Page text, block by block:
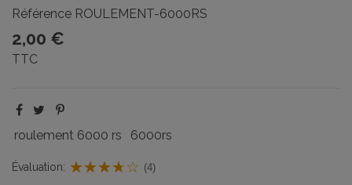
Référence ROULEMENT-6000RS
2,00 €
TTC
roulement 6000 rs 6000rs
Évaluation: (4)